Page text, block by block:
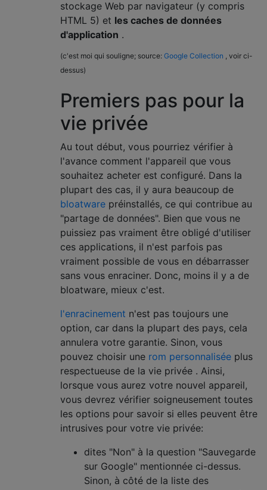
stockage Web par navigateur (y compris
HTML 5) et les caches de données
d'application .
(c'est moi qui souligne; source: Google Collection , voir ci-
dessus)
Premiers pas pour la
vie privée
Au tout début, vous pourriez vérifier à
l'avance comment l'appareil que vous
souhaitez acheter est configuré. Dans la
plupart des cas, il y aura beaucoup de
bloatware préinstallés, ce qui contribue au
"partage de données". Bien que vous ne
puissiez pas vraiment être obligé d'utiliser
ces applications, il n'est parfois pas
vraiment possible de vous en débarrasser
sans vous enraciner. Donc, moins il y a de
bloatware, mieux c'est.
l'enracinement n'est pas toujours une
option, car dans la plupart des pays, cela
annulera votre garantie. Sinon, vous
pouvez choisir une rom personnalisée plus
respectueuse de la vie privée . Ainsi,
lorsque vous aurez votre nouvel appareil,
vous devrez vérifier soigneusement toutes
les options pour savoir si elles peuvent être
intrusives pour votre vie privée:
dites "Non" à la question "Sauvegarde
sur Google" mentionnée ci-dessus.
Sinon, à côté de la liste des